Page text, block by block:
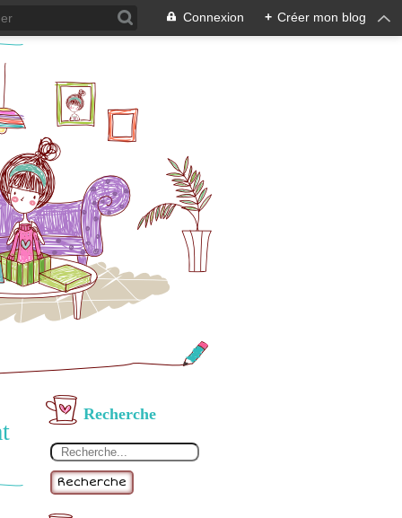
Connexion + Créer mon blog
Recherche
Recherche